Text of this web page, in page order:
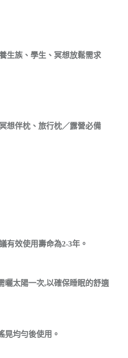
生族、學生、冥想放鬆需求
想伴枕、旅行枕／露營必備
有效使用壽命為2-3年。
曬太陽一次,以確保睡眠的舒適
晃均勻後使用。